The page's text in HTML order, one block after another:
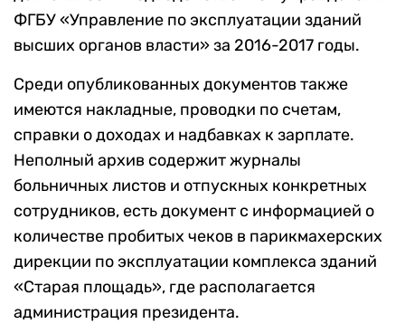
ФГБУ «Управление по эксплуатации зданий
высших органов власти» за 2016-2017 годы.
Среди опубликованных документов также
имеются накладные, проводки по счетам,
справки о доходах и надбавках к зарплате.
Неполный архив содержит журналы
больничных листов и отпускных конкретных
сотрудников, есть документ с информацией о
количестве пробитых чеков в парикмахерских
дирекции по эксплуатации комплекса зданий
«Старая площадь», где располагается
администрация президента.